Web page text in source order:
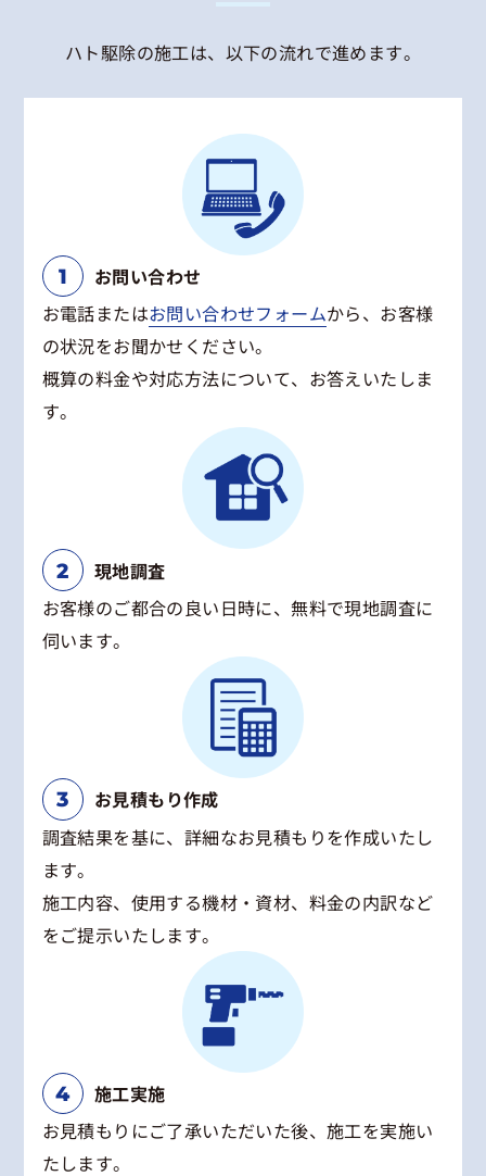
ハト駆除の施工は、以下の流れで進めます。
お問い合わせ
お電話またはお問い合わせフォームから、お客様
の状況をお聞かせください。
概算の料金や対応方法について、お答えいたしま
す。
現地調査
お客様のご都合の良い日時に、無料で現地調査に
伺います。
お見積もり作成
調査結果を基に、詳細なお見積もりを作成いたし
ます。
施工内容、使用する機材・資材、料金の内訳など
をご提示いたします。
施工実施
お見積もりにご了承いただいた後、施工を実施い
たします。